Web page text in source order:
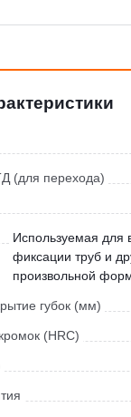
(для перехода)
Используемая для
фиксации труб и
произвольной
губок (мм)
(HRC)